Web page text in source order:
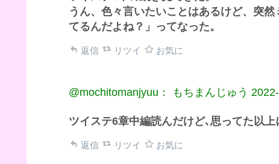
うん、色々言いたいことはあるけど、突
てるんだよね？」ってなった。
返信 リツイ お気に
@mochitomanjyuu： もちまんじゅう
ツイステ6章中編読んだけど､思ってた以
返信 リツイ お気に